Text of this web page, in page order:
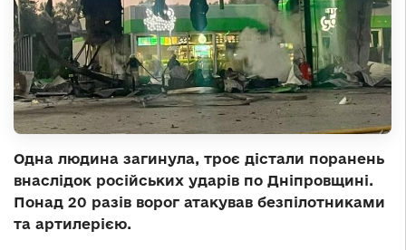
Одна людина загинула, троє дістали поранень
внаслідок російських ударів по Дніпровщині.
Понад 20 разів ворог атакував безпілотниками
та артилерією.